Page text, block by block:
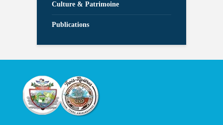
Culture & Patrimoine
Publications